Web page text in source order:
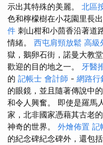
示出其特殊的美麗。 北區
色和檸檬樹在小花園里長
件 刺山柑和小茴香沿著道
情緒。 西屯肩頸放鬆 高級
獄，鵝卵石街，諾曼大教
歡迎的目的地之一。 牙醫
的 記帳士 會計師 - 網路行
的眼鏡，並且隨著傳說中
和令人興奮。 即使是羅馬
家，北非國家憑藉其古老
神奇的世界。 外燴佈置 記
的紀念碑紀念碑外，還包